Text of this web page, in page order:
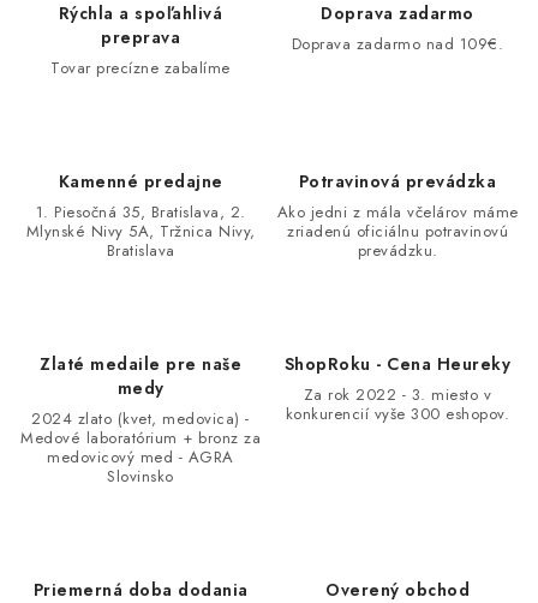
Rýchla a spoľahlivá
preprava
Tovar precízne zabalíme
Doprava zadarmo
Doprava zadarmo nad 109€.
Kamenné predajne
1. Piesočná 35, Bratislava, 2.
Mlynské Nivy 5A, Tržnica Nivy,
Bratislava
Potravinová prevádzka
Ako jedni z mála včelárov máme
zriadenú oficiálnu potravinovú
prevádzku.
Zlaté medaile pre naše
medy
2024 zlato (kvet, medovica) -
Medové laboratórium + bronz za
medovicový med - AGRA
Slovinsko
ShopRoku - Cena Heureky
Za rok 2022 - 3. miesto v
konkurencií vyše 300 eshopov.
Priemerná doba dodania Overený obchod